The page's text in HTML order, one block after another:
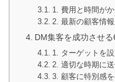
1. 費用と時間が
2. 最新の顧客情
DM集客を成功させ
1. ターゲットを
2. 適切な時期に
3. 顧客に特別感